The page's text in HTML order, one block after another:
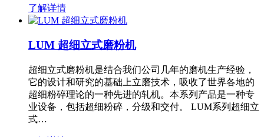
了解详情
LUM 超细立式磨粉机
超细立式磨粉机是结合我们公司几年的磨机生产经验，
它的设计和研究的基础上立磨技术，吸收了世界各地的
超细粉碎理论的一种先进的轧机。本系列产品是一种专
业设备，包括超细粉碎，分级和交付。 LUM系列超细立
式…